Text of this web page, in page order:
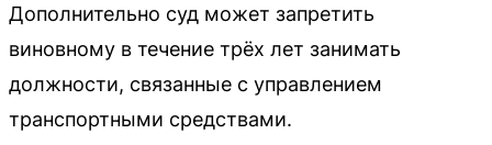
Дополнительно суд может запретить
виновному в течение трёх лет занимать
должности, связанные с управлением
транспортными средствами.